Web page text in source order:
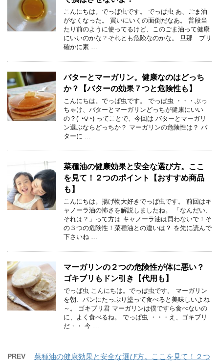
こんにちは。でっぱ虫です。 でっぱ虫 あ、ごま油
がなくなった。 買いにいくの面倒だなあ。 普段当
たり前のように使ってるけど、このごま油って健康
にいいのかな？それとも危険なのかな。 旦那 ブリ
確かに素 …
バターとマーガリン。健康なのはどっち
か？【バターの効果７つと危険性も】
こんにちは。でっぱ虫です。 でっぱ虫 ・・・ぶっ
ちゃけ、バターとマーガリンどっちが健康にいい
の？(´◔౪◔) ってことで、今回は バターとマーガリ
ン選ぶならどっちか？ マーガリンの危険性は？ バ
ターに …
菜種油の健康効果と安全な選び方。ここ
を見て！２つのポイント【おすすめ商品
も】
こんにちは。揚げ物大好きでっぱ虫です。 前回はキ
ャノーラ油の怖さを解説しましたね。 「なんだい、
それは？」って方は キャノーラ油は買わないで！そ
の３つの危険性！菜種油との違いは？ を先に読んで
下さいね …
マーガリンの２つの危険性が体に悪い？
ゴキブリもドン引き【代用も】
でっぱ虫 こんにちは。でっぱ虫です。 マーガリン
を朝、パンにたっぷり塗って食べると美味しいよね
～。 ゴキブリ君 マーガリンは僕ですら食べないの
に、よく食べるね。 でっぱ虫 ・・・え、ゴキブリ
だ・・ 今 …
PREV
菜種油の健康効果と安全な選び方。ここを見て！２つ